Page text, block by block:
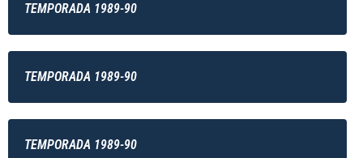
TEMPORADA 1989-90
TEMPORADA 1989-90
TEMPORADA 1989-90